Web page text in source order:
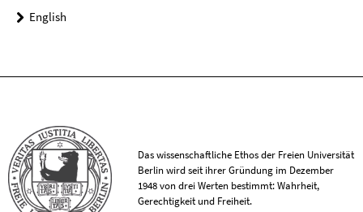
English
Das wissenschaftliche Ethos der Freien Universität
Berlin wird seit ihrer Gründung im Dezember
1948 von drei Werten bestimmt: Wahrheit,
Gerechtigkeit und Freiheit.